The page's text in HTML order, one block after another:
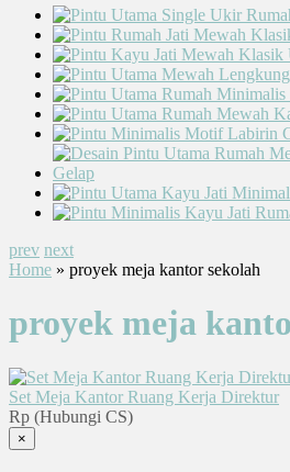
prev next
Home » proyek meja kantor sekolah
proyek meja
Set Meja Kantor Ruang Kerja Direktur
Rp (Hubungi CS)
×